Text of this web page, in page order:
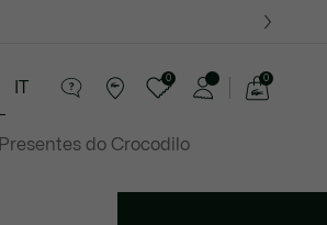
Presentes do Crocodilo
0 0